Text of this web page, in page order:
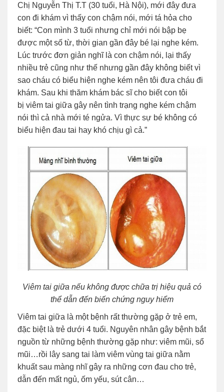
Chị Nguyễn Thị T.T (30 tuổi, Hà Nội), mới đây đưa
con đi khám vì thấy con chậm nói, mới tá hỏa cho
biết: “Con mình 3 tuổi nhưng chỉ mới nói bập bẹ
được một số từ, thời gian gần đây bé lại nghe kém.
Lúc trước đơn giản nghĩ là con chậm nói, lại thấy
nhiều trẻ cũng như thế nhưng gần đây không biết vì
sao cháu có biểu hiện nghe kém nên tôi đưa cháu đi
khám. Sau khi thăm khám bác sĩ cho biết con tôi
bị viêm tai giữa gây nên tình trạng nghe kém chậm
nói thì cả nhà mới té ngửa. Vì thực sự bé không có
biểu hiện đau tai hay khó chịu gì cả.”
Viêm tai giữa nếu không được chữa trị hiệu quả có
thể dẫn đến biến chứng nguy hiểm
Viêm tai giữa là một bệnh rất thường gặp ở trẻ em,
đặc biệt là trẻ dưới 4 tuổi. Nguyên nhân gây bệnh bắt
nguồn từ những bệnh thường gặp như: viêm mũi, sổ
mũi…rồi lây sang tai làm viêm vùng tai giữa nằm
khuất sau màng nhĩ gây ra những cơn đau cho trẻ,
dẫn đến mất ngủ, ốm yếu, sút cân…